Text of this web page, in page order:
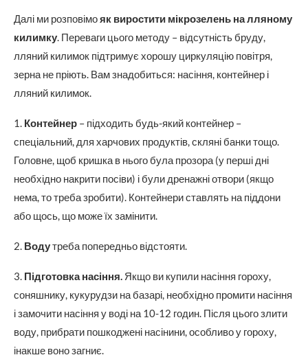
Далі ми розповімояк виростити мікрозелень на лляному
килимку. Переваги цього методу – відсутність бруду,
лляний килимок підтримує хорошу циркуляцію повітря,
зерна не пріють. Вам знадобиться: насіння, контейнер і
лляний килимок.
1. Контейнер – підходить будь-який контейнер –
спеціальний, для харчових продуктів, скляні банки тощо.
Головне, щоб кришка в нього була прозора (у перші дні
необхідно накрити посіви) і були дренажні отвори (якщо
нема, то треба зробити). Контейнери ставлять на піддони
або щось, що може їх замінити.
2. Водутреба попередньо відстояти.
3. Підготовка насіння. Якщо ви купили насіння гороху,
соняшнику, кукурудзи на базарі, необхідно промити насіння
і замочити насіння у воді на 10-12 годин. Після цього злити
воду, прибрати пошкоджені насінини, особливо у гороху,
інакше воно загниє.